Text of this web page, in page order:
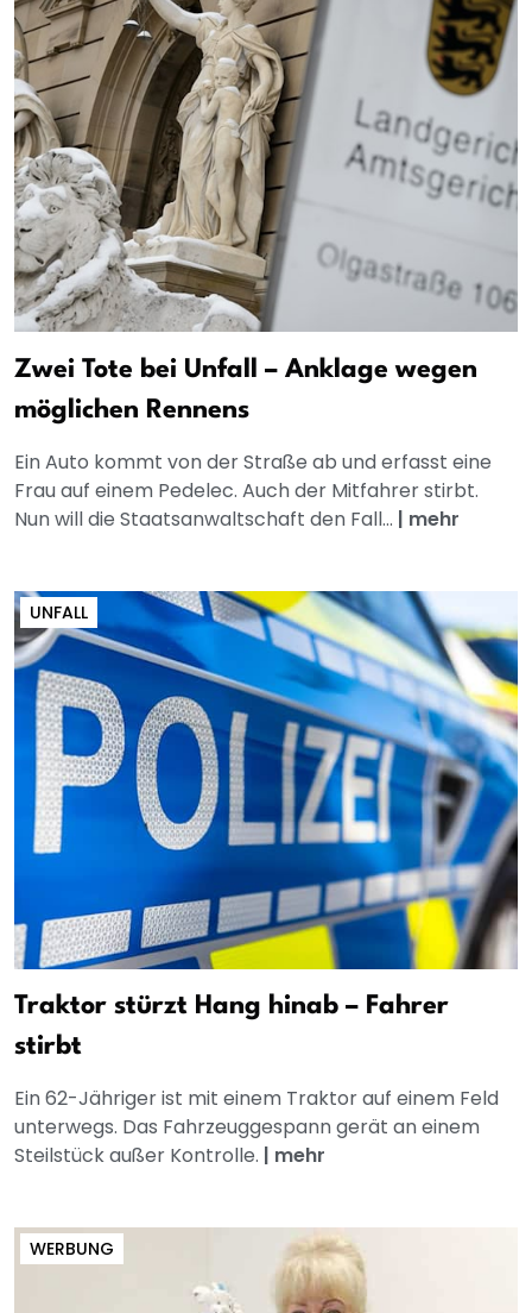
Zwei Tote bei Unfall – Anklage wegen
möglichen Rennens
Ein Auto kommt von der Straße ab und erfasst eine
Frau auf einem Pedelec. Auch der Mitfahrer stirbt.
Nun will die Staatsanwaltschaft den Fall... | mehr
UNFALL
Traktor stürzt Hang hinab – Fahrer
stirbt
Ein 62-Jähriger ist mit einem Traktor auf einem Feld
unterwegs. Das Fahrzeuggespann gerät an einem
Steilstück außer Kontrolle. | mehr
WERBUNG